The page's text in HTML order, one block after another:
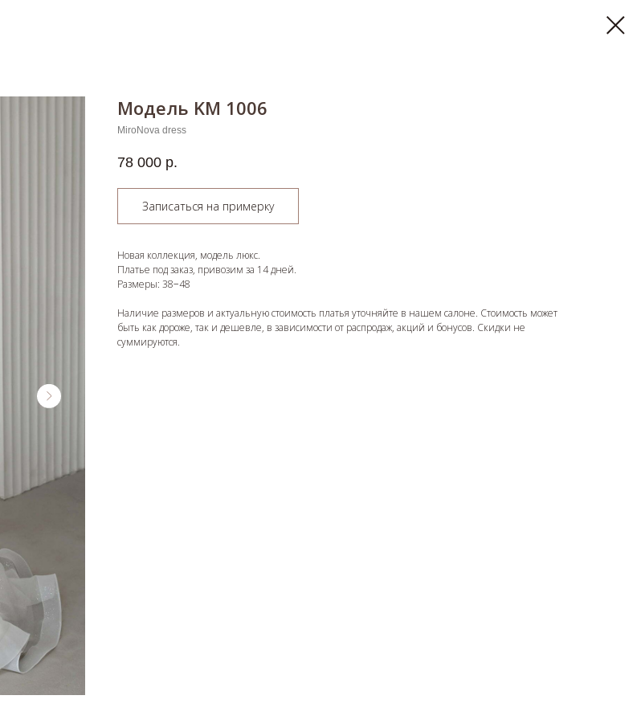
Модель KM 1006
MiroNova dress
78 000 р.
Записаться на примерку
Новая коллекция, модель люкс.
Платье под заказ, привозим за 14 дней.
Размеры: 38−48
Наличие размеров и актуальную стоимость платья уточняйте в нашем салоне. Стоимость может
быть как дороже, так и дешевле, в зависимости от распродаж, акций и бонусов. Скидки не
суммируются.